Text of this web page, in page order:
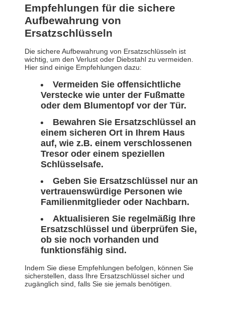
Empfehlungen für die sichere
Aufbewahrung von
Ersatzschlüsseln
Die sichere Aufbewahrung von Ersatzschlüsseln ist
wichtig, um den Verlust oder Diebstahl zu vermeiden.
Hier sind einige Empfehlungen dazu:
Vermeiden Sie offensichtliche
Verstecke wie unter der Fußmatte
oder dem Blumentopf vor der Tür.
Bewahren Sie Ersatzschlüssel an
einem sicheren Ort in Ihrem Haus
auf, wie z.B. einem verschlossenen
Tresor oder einem speziellen
Schlüsselsafe.
Geben Sie Ersatzschlüssel nur an
vertrauenswürdige Personen wie
Familienmitglieder oder Nachbarn.
Aktualisieren Sie regelmäßig Ihre
Ersatzschlüssel und überprüfen Sie,
ob sie noch vorhanden und
funktionsfähig sind.
Indem Sie diese Empfehlungen befolgen, können Sie
sicherstellen, dass Ihre Ersatzschlüssel sicher und
zugänglich sind, falls Sie sie jemals benötigen.